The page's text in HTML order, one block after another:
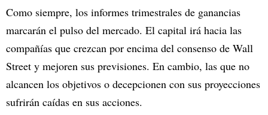
Como siempre, los informes trimestrales de ganancias
marcarán el pulso del mercado. El capital irá hacia las
compañías que crezcan por encima del consenso de Wall
Street y mejoren sus previsiones. En cambio, las que no
alcancen los objetivos o decepcionen con sus proyecciones
sufrirán caídas en sus acciones.